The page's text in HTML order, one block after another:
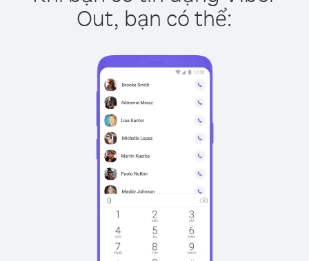
Out, bạn có thể: